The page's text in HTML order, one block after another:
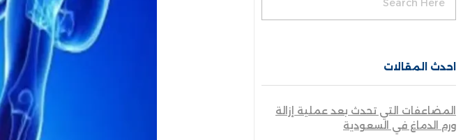
احدث المقالات
المضاعفات التي تحدث بعد عملية إزالة
ورم الدماغ في السعودية